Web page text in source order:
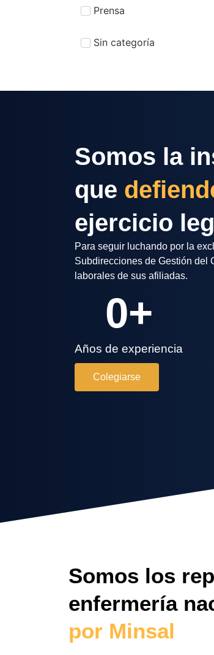
Prensa
Sin categoría
Somos la
que
ejercicio
Para seguir luchando por la
Subdirecciones de Gestión del
laborales de sus afiliadas.
Años de experiencia
0+
Colegiarse
Somos los
enfermería
por Minsal